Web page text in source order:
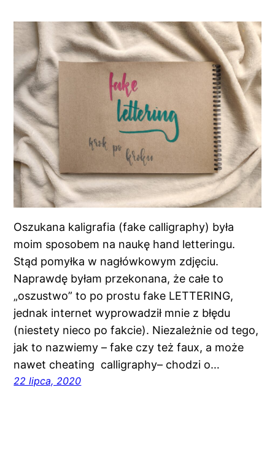
Oszukana kaligrafia (fake calligraphy) była
moim sposobem na naukę hand letteringu.
Stąd pomyłka w nagłówkowym zdjęciu.
Naprawdę byłam przekonana, że całe to
„oszustwo” to po prostu fake LETTERING,
jednak internet wyprowadził mnie z błędu
(niestety nieco po fakcie). Niezależnie od tego,
jak to nazwiemy – fake czy też faux, a może
nawet cheating calligraphy– chodzi o…
22 lipca, 2020